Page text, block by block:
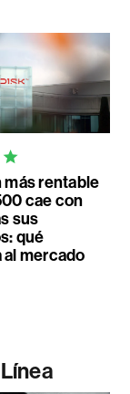
más rentable
cae con
sus
qué
mercado